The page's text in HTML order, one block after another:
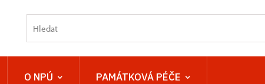
O NPÚ PAMÁTKOVÁ PÉČE